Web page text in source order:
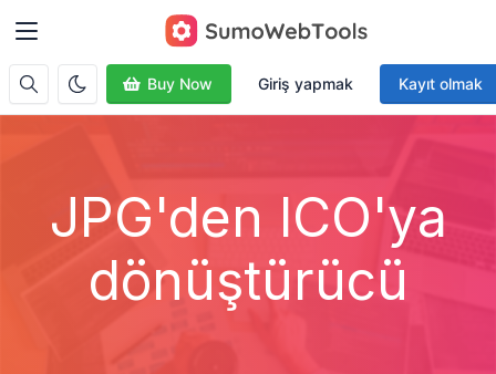
Buy Now Giriş yapmak Kayıt olmak
JPG'den ICO'ya
dönüştürücü